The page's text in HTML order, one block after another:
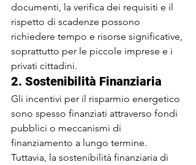
documenti, la verifica dei requisiti e il
rispetto di scadenze possono
richiedere tempo e risorse significative,
soprattutto per le piccole imprese e i
privati cittadini.
2. Sostenibilità Finanziaria
Gli incentivi per il risparmio energetico
sono spesso finanziati attraverso fondi
pubblici o meccanismi di
finanziamento a lungo termine.
Tuttavia, la sostenibilità finanziaria di